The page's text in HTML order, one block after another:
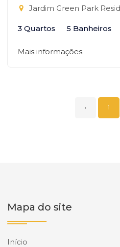
Jardim Green Park
3 Quartos 5 Banheiros
Mais informações
‹ 1
Mapa do site
Início